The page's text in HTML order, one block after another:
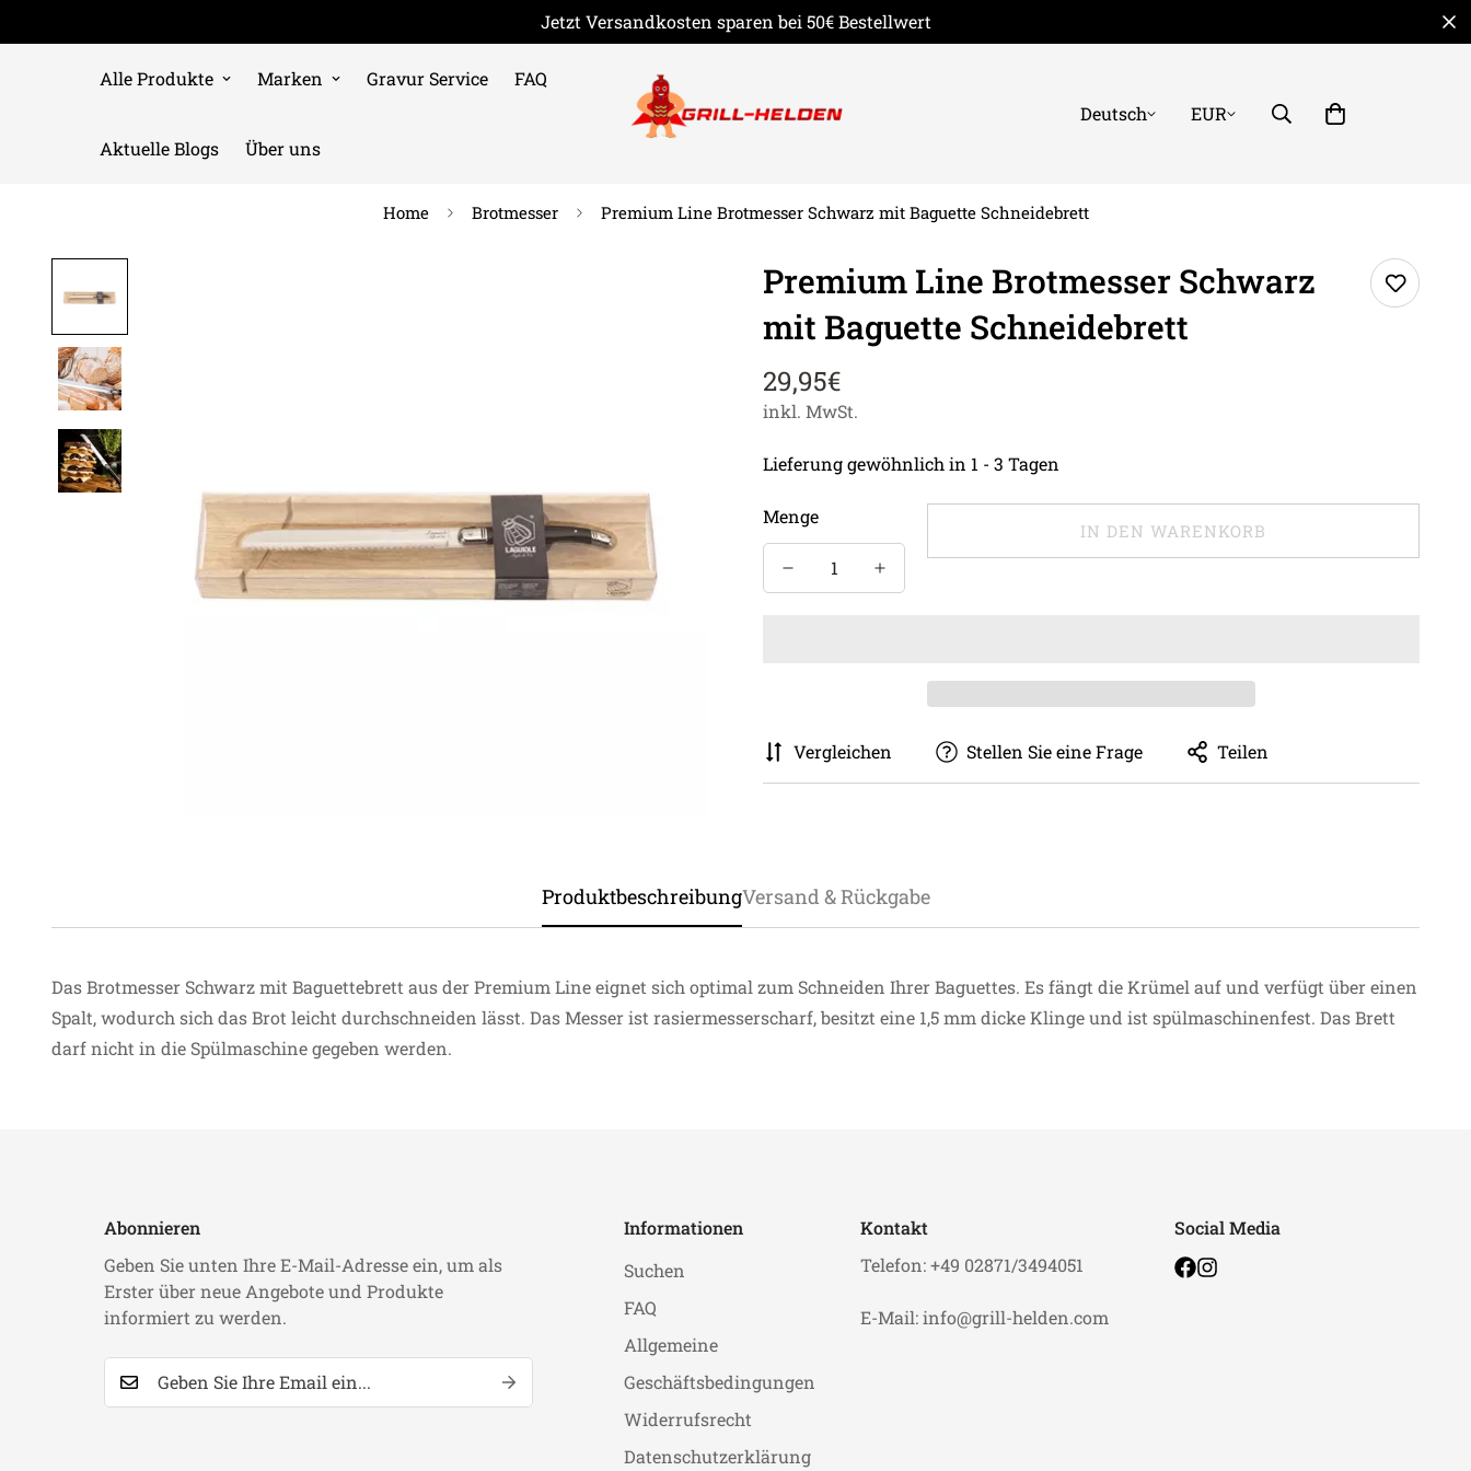
Jetzt Versandkosten sparen bei 50€ Bestellwert
Alle Produkte Marken Gravur Service FAQ
Aktuelle Blogs Über uns
Deutsch EUR
Home Brotmesser Premium Line Brotmesser Schwarz mit Baguette Schneidebrett
Premium Line Brotmesser Schwarz
mit Baguette Schneidebrett
Regulärer
Preis
29,95€
inkl. MwSt.
Lieferung gewöhnlich in 1 - 3 Tagen
Menge
IN DEN WARENKORB
Vergleichen Stellen Sie eine Frage Teilen
ProduktbeschreibungVersand & Rückgabe
Das Brotmesser Schwarz mit Baguettebrett aus der Premium Line eignet sich optimal zum Schneiden Ihrer Baguettes. Es fängt die Krümel auf und verfügt über einen
Spalt, wodurch sich das Brot leicht durchschneiden lässt. Das Messer ist rasiermesserscharf, besitzt eine 1,5 mm dicke Klinge und ist spülmaschinenfest. Das Brett
darf nicht in die Spülmaschine gegeben werden.
Abonnieren
Geben Sie unten Ihre E-Mail-Adresse ein, um als
Erster über neue Angebote und Produkte
informiert zu werden.
Informationen
Suchen
FAQ
Allgemeine
Geschäftsbedingungen
Widerrufsrecht
Datenschutzerklärung
Kontakt
Telefon: +49 02871/3494051
E-Mail: info@grill-helden.com
Social Media